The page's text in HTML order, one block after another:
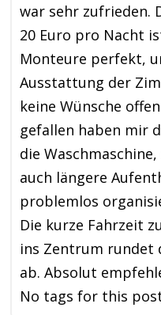
war sehr zufrieden.
20 Euro pro Nacht
Monteure perfekt,
Ausstattung der
keine Wünsche
gefallen haben mir
die
auch längere
problemlos
Die kurze Fahrzeit
ins Zentrum rundet
ab. Absolut
No tags for this